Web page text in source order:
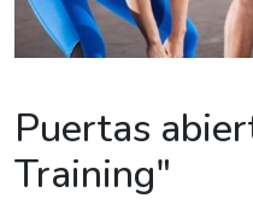
Puertas
Training"